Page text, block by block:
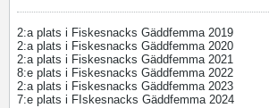
2:a plats i Fiskesnacks Gäddfemma 2019
2:a plats i Fiskesnacks Gäddfemma 2020
2:a plats i Fiskesnacks Gäddfemma 2021
8:e plats i Fiskesnacks Gäddfemma 2022
2:a plats i Fiskesnacks Gäddfemma 2023
7:e plats i FIskesnacks Gäddfemma 2024